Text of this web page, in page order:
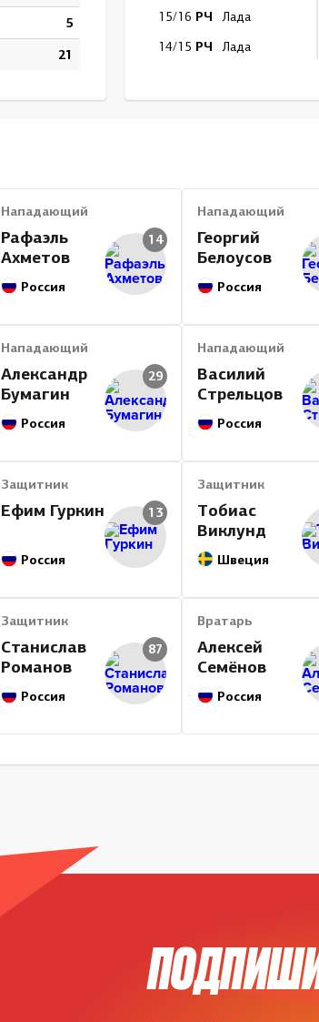
5
21
15/16 РЧ Лада
14/15 РЧ Лада
РЧ
11/12
11/12 РЧ Ак Барс
10/11 РЧ Ак Барс
Итог
Нападающий
Рафаэль
Ахметов
Россия
14
Нападающий
Георгий
Белоусов
Россия
Нападающий
Александр
Бумагин
Россия
29
Нападающий
Василий
Стрельцов
Россия
Защитник
Ефим Гуркин
Россия
13
Защитник
Тобиас
Виклунд
Швеция
Защитник
Станислав
Романов
Россия
87
Вратарь
Алексей
Семёнов
Россия